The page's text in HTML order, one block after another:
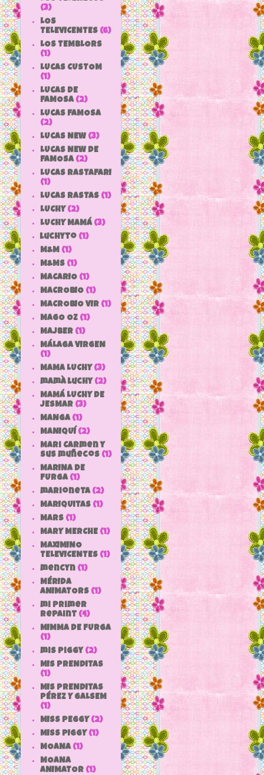
(3)
LOS
TELEVICENTES (6)
LOS TEMBLORS
(1)
LUCAS CUSTOM
(1)
LUCAS DE
FAMOSA (2)
LUCAS FAMOSA
(2)
LUCAS NEW (3)
LUCAS NEW DE
FAMOSA (2)
LUCAS RASTAFARI
(1)
LUCAS RASTAS (1)
LUCHY (2)
LUCHY MAMÁ (3)
luchyto (1)
M&M (1)
M&MS (1)
MACARIO (1)
MACROBIO (1)
MACROBIO VIR (1)
MAGO OZ (1)
MAJBER (1)
MÁLAGA VIRGEN
(1)
MAMA LUCHY (3)
mamà luchy (2)
MAMÁ LUCHY DE
JESMAR (3)
MANGA (1)
MANIQUÍ (2)
Mari Carmen y
sus muñecos (1)
MARINA DE
FURGA (1)
marioneta (2)
MARIQUITAS (1)
MARS (1)
MARY MERCHE (1)
MAXIMINO
TELEVICENTES (1)
mencyn (1)
MÉRIDA
ANIMATORS (1)
mi primer
repaint (4)
MIMMA DE FURGA
(1)
mis piggy (2)
MIS PRENDITAS
(1)
MIS PRENDITAS
PÉREZ Y GALSEM
(1)
MISS PEGGY (2)
MISS PIGGY (1)
MOANA (1)
MOANA
ANIMATOR (1)